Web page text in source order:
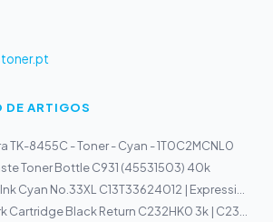
DE ARTIGOS
TK-8455C - Toner - Cyan - 1T0C2MCNL0
Toner Bottle C931 (45531503) 40k